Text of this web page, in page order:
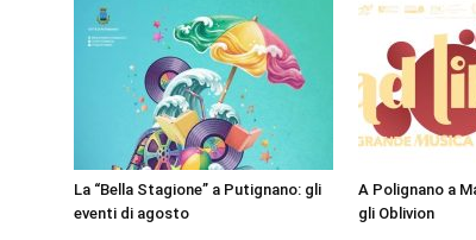
La “Bella Stagione” a Putignano: gli
eventi di agosto
A Polignano a
gli Oblivion